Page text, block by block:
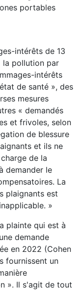
portables
intérêts de 13
la pollution par
intérêts
de santé », des
mesures
« demandés
et frivoles, selon
de blessure
et ils ne
de la
demander le
La
plaignants est
»
plainte qui est à
demande
en 2022 (Cohen
fournissent un
». Il s'agit de tout